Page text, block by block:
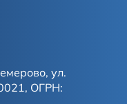
ул.
ОГРН: